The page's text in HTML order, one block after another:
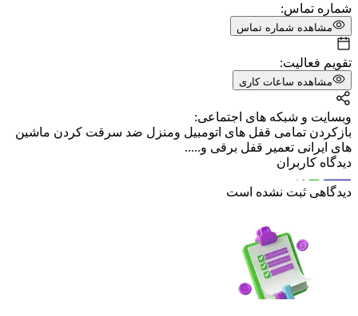
شماره تماس:
مشاهده شماره تماس
تقویم فعالیت:
مشاهده ساعات کاری
وبسایت و شبکه های اجتماعی:
بازکردن تمامی قفل های اتومبیل ومنزل ضد سرقت کردن ماشین
های ایرانی تعمیر قفل برقی و.....
دیدگاه کاربران
دیدگاهی ثبت نشده است